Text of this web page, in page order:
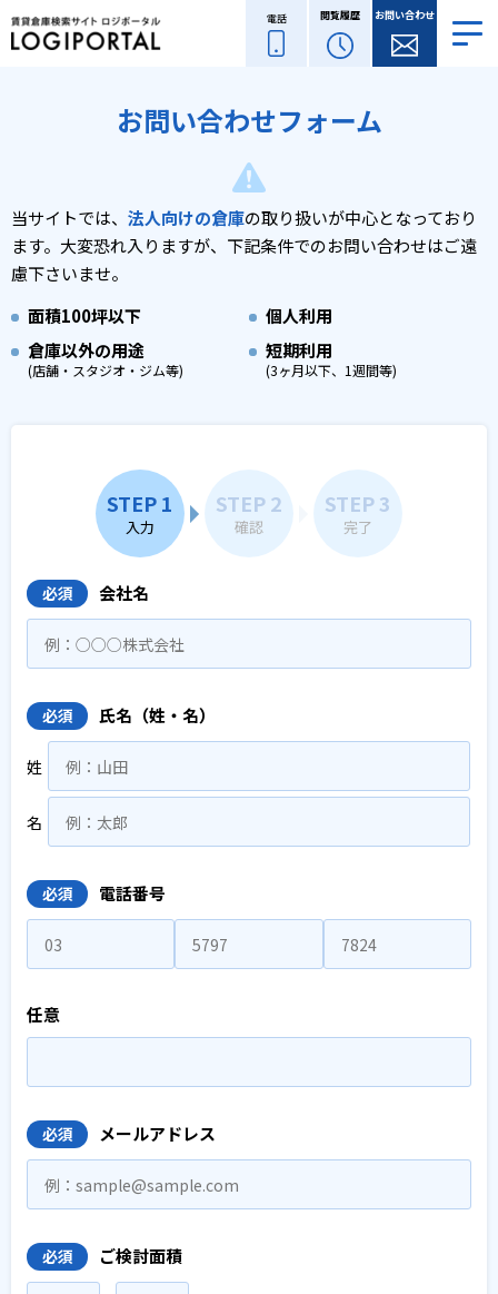
電話 閲覧履歴 お問い合わせ
お問い合わせフォーム
当サイトでは、 法人向けの倉庫の取り扱いが中心となっており
ます。 大変恐れ入りますが、下記条件でのお問い合わせはご遠
慮下さいませ。
面積100坪以下
個人利用
倉庫以外の用途
(店舗・スタジオ・ジム等)
短期利用
(3ヶ月以下、1週間等)
STEP 1
入力
STEP 2
確認
STEP 3
完了
必須 会社名
必須 氏名（姓・名）
姓
名
必須 電話番号
任意
必須 メールアドレス
必須 ご検討面積